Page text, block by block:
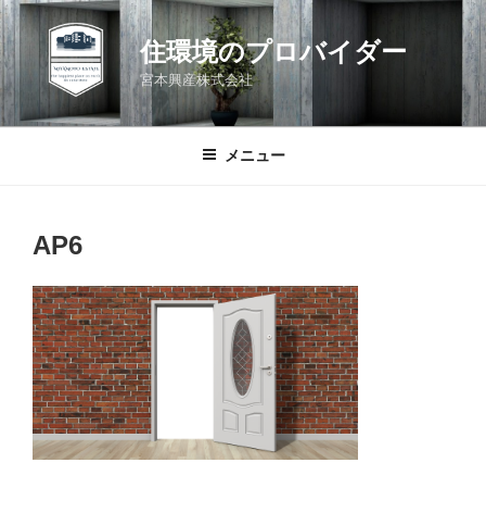
コ
ン
テ
ン
ツ
住環境のプロバイダー
宮本興産株式会社
メニュー
AP6